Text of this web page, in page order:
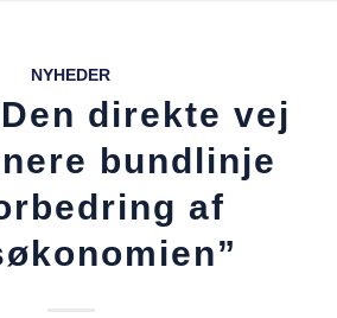
NYHEDER
direkte vej
bundlinje
af